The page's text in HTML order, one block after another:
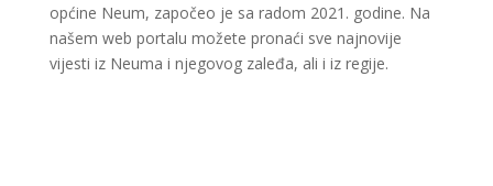
općine Neum, započeo je sa radom 2021. godine. Na
našem web portalu možete pronaći sve najnovije
vijesti iz Neuma i njegovog zaleđa, ali i iz regije.